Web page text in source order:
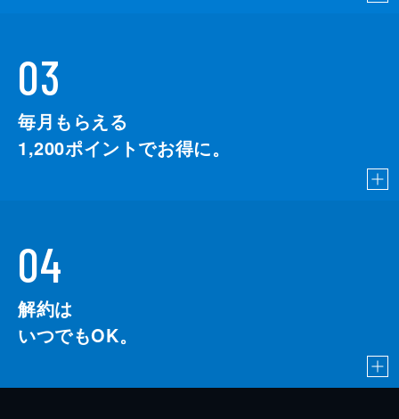
03
毎月もらえる
1,200ポイントでお得に。
04
解約は
いつでもOK。